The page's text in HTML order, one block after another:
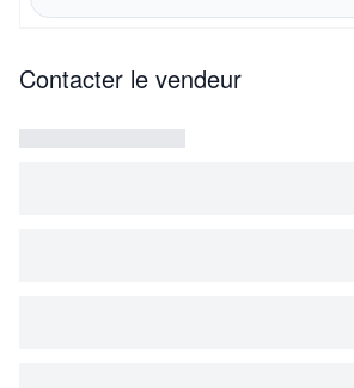
Contacter le vendeur